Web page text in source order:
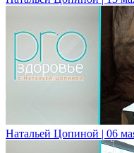
Натальей Цопиной | 06